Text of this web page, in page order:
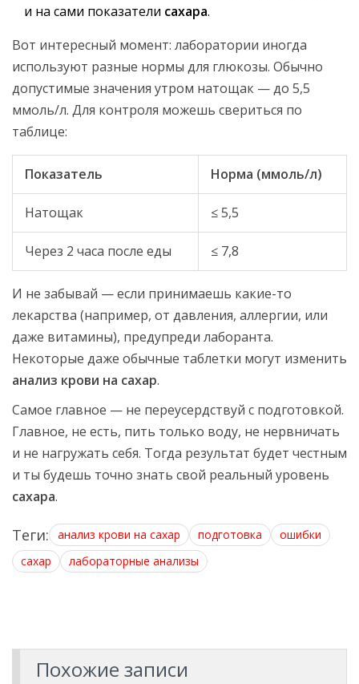
и на сами показатели сахара.
Вот интересный момент: лаборатории иногда
используют разные нормы для глюкозы. Обычно
допустимые значения утром натощак — до 5,5
ммоль/л. Для контроля можешь свериться по
таблице:
Показатель Норма (ммоль/л)
Натощак ≤ 5,5
Через 2 часа после еды ≤ 7,8
И не забывай — если принимаешь какие-то
лекарства (например, от давления, аллергии, или
даже витамины), предупреди лаборанта.
Некоторые даже обычные таблетки могут изменить
анализ крови на сахар.
Самое главное — не переусердствуй с подготовкой.
Главное, не есть, пить только воду, не нервничать
и не нагружать себя. Тогда результат будет честным
и ты будешь точно знать свой реальный уровень
сахара.
Теги: анализ крови на сахар подготовка
ошибки
сахар
лабораторные анализы
Похожие записи